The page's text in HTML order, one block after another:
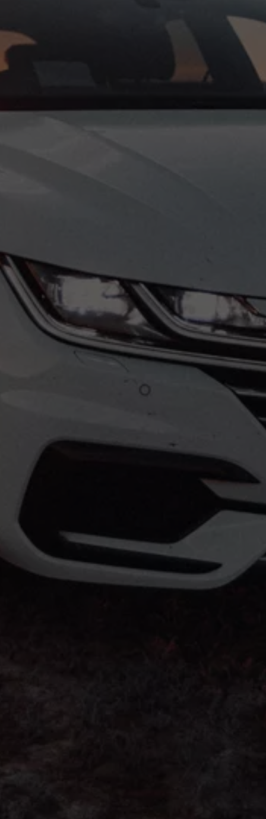
Volkswagen Apps, inicio de sesión y tienda
Movilidad Eléctrica
Carga y autonomía
Sala de Prensa
Patrocinios
Blog